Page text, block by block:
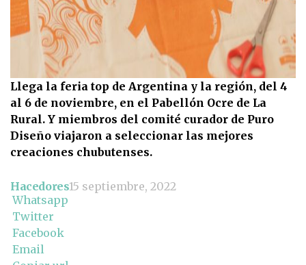
Llega la feria top de Argentina y la región, del 4
al 6 de noviembre, en el Pabellón Ocre de La
Rural. Y miembros del comité curador de Puro
Diseño viajaron a seleccionar las mejores
creaciones chubutenses.
Hacedores15 septiembre, 2022
Whatsapp
Twitter
Facebook
Email